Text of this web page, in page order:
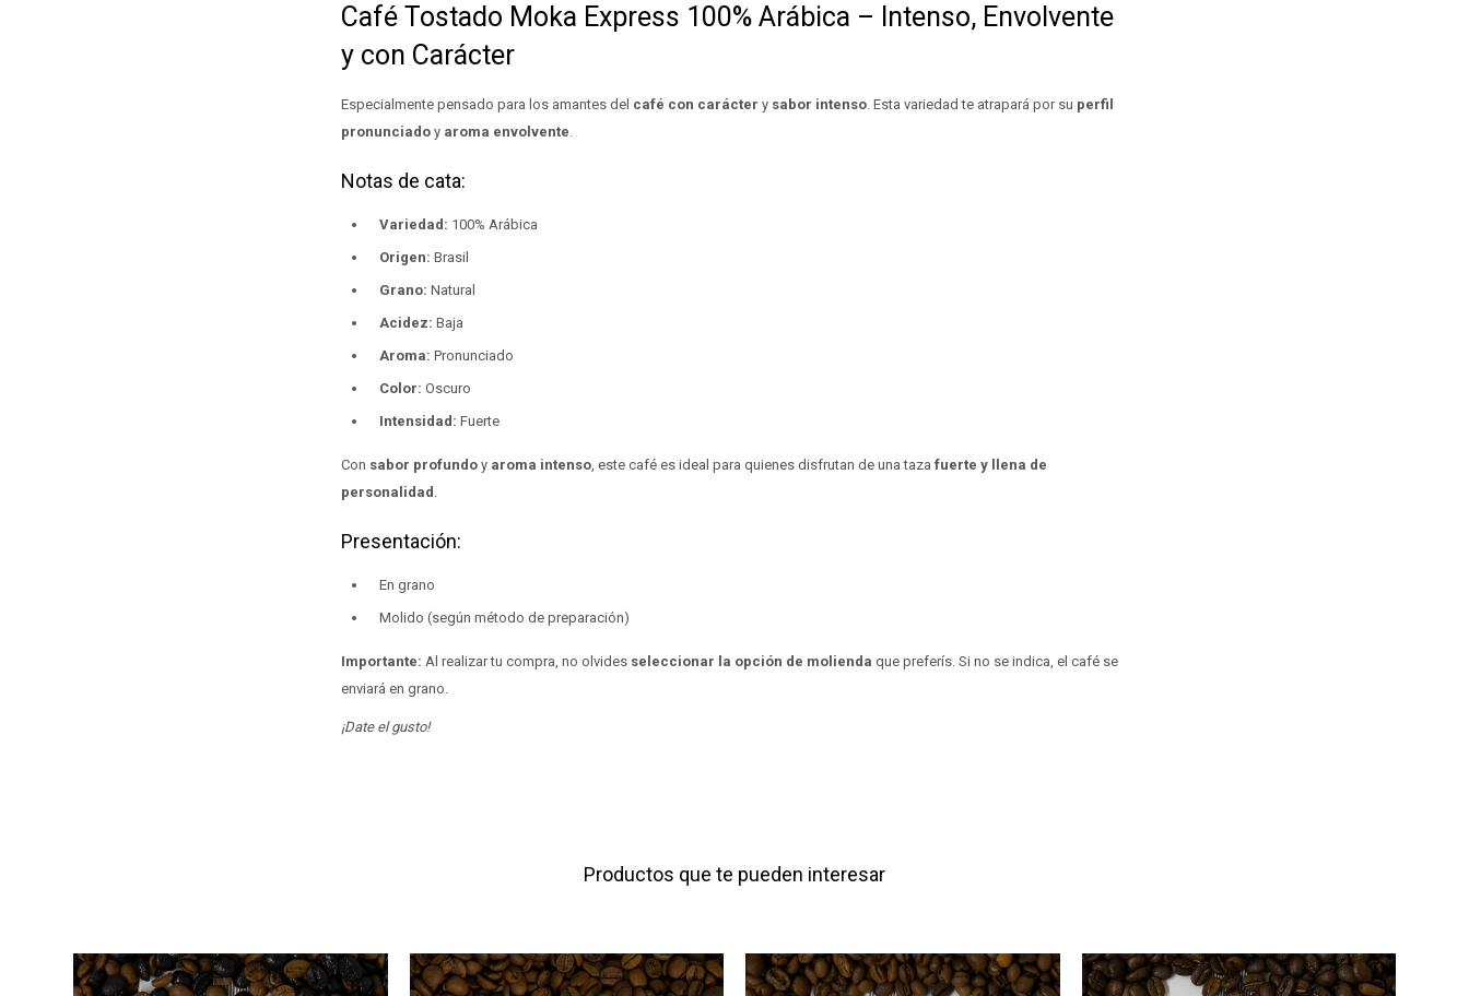
Café Tostado Moka Express 100% Arábica – Intenso, Envolvente
y con Carácter
Especialmente pensado para los amantes del café con carácter y sabor intenso. Esta variedad te atrapará por su perfil
pronunciado y aroma envolvente.
Notas de cata:
Variedad: 100% Arábica
Origen: Brasil
Grano: Natural
Acidez: Baja
Aroma: Pronunciado
Color: Oscuro
Intensidad: Fuerte
Con sabor profundo y aroma intenso, este café es ideal para quienes disfrutan de una taza fuerte y llena de
personalidad .
Presentación:
En grano
Molido (según método de preparación)
Importante: Al realizar tu compra, no olvides seleccionar la opción de molienda que preferís. Si no se indica, el café se
enviará en grano.
¡Date el gusto!
Productos que te pueden interesar